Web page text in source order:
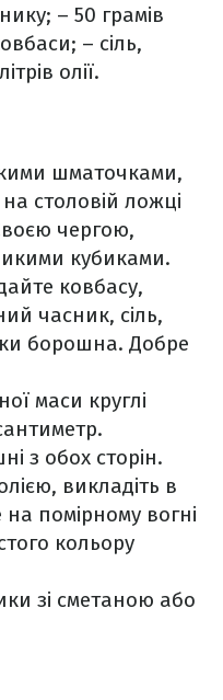
– 50 грамів
– сіль,
олії.
шматочками,
столовій ложці
чергою,
кубиками.
ковбасу,
часник, сіль,
борошна. Добре
маси круглі
з обох сторін.
викладіть в
помірному вогні
кольору
зі сметаною або